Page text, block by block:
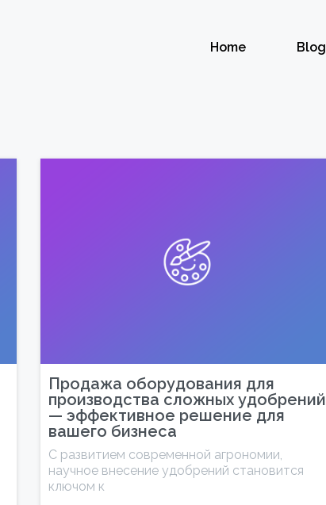
Home Blog
Продажа оборудования для
производства сложных удобрений
— эффективное решение для
вашего бизнеса
С развитием современной агрономии,
научное внесение удобрений становится
ключом к